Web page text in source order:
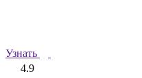
Узнать
4.9